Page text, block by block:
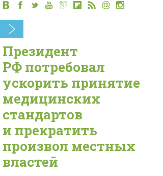
Президент
РФ потребовал
ускорить принятие
медицинских
стандартов
и прекратить
произвол местных
властей